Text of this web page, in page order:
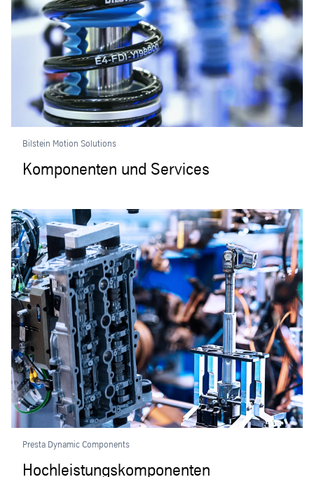
Bilstein Motion Solutions
Komponenten und Services
Presta Dynamic Components
Hochleistungskomponenten